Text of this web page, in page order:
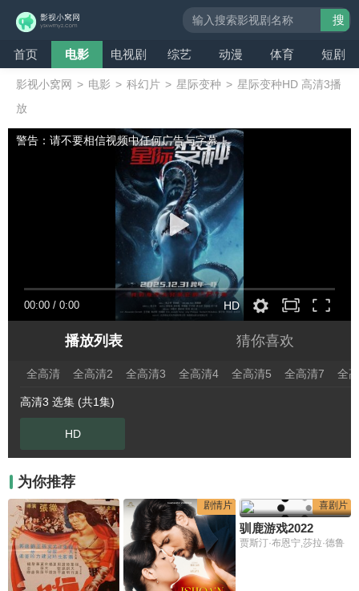
首页 电影 电视剧 综艺 动漫 体育 短剧
搜
影视小窝网 > 电影 > 科幻片 > 星际变种 > 星际变种HD 高清3播
放
00:00 / 0:00 HD
警告：请不要相信视频中任何广告与字幕！
播放列表 猜你喜欢
全高清 全高清2 全高清3 全高清4 全高清5 全高清7 全
高清3 选集 (共1集)
HD
为你推荐
剧情片 喜剧片
驯鹿游戏2022
贾斯汀·布恩宁,莎拉·德鲁